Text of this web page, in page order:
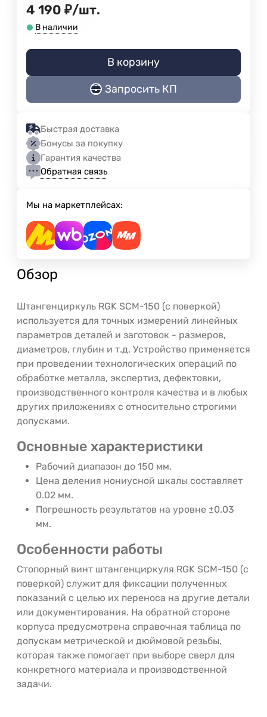
4 190 ₽/шт.
В наличии
В корзину
Запросить КП
Быстрая доставка
Бонусы за покупку
Гарантия качества
Обратная связь
Мы на маркетплейсах:
Обзор
Штангенциркуль RGK SCM-150 (с поверкой)
используется для точных измерений линейных
параметров деталей и заготовок - размеров,
диаметров, глубин и т.д. Устройство применяется
при проведении технологических операций по
обработке металла, экспертиз, дефектовки,
производственного контроля качества и в любых
других приложениях с относительно строгими
допусками.
Основные характеристики
Рабочий диапазон до 150 мм.
Цена деления нониусной шкалы составляет
0.02 мм.
Погрешность результатов на уровне ±0.03
мм.
Особенности работы
Стопорный винт штангенциркуля RGK SCM-150 (с
поверкой) служит для фиксации полученных
показаний с целью их переноса на другие детали
или документирования. На обратной стороне
корпуса предусмотрена справочная таблица по
допускам метрической и дюймовой резьбы,
которая также помогает при выборе сверл для
конкретного материала и производственной
задачи.